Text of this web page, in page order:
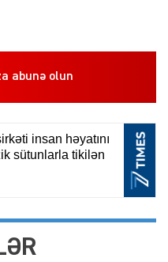
abunə olun